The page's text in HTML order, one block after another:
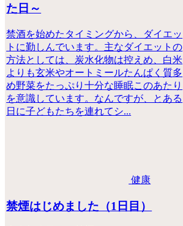
た日～
禁酒を始めたタイミングから、ダイエッ
トに勤しんでいます。主なダイエットの
方法としては、炭水化物は控えめ、白米
よりも玄米やオートミールたんぱく質多
め野菜をたっぷり十分な睡眠このあたり
を意識しています。なんですが、とある
日に子どもたちを連れてシ...
健康
禁煙はじめました（1日目）